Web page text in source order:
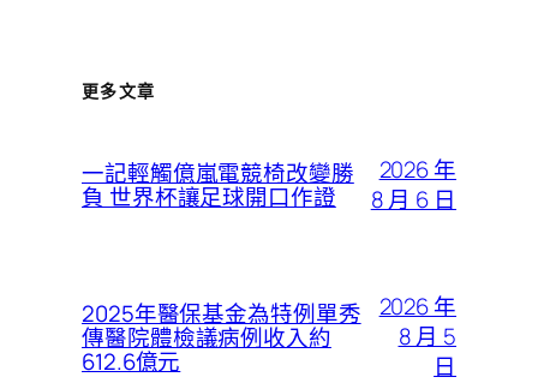
更多文章
一記輕觸億嵐電競椅改變勝
負 世界杯讓足球開口作證
2026 年
8 月 6 日
2025年醫保基金為特例單秀
傳醫院體檢議病例收入約
612.6億元
2026 年
8 月 5
日